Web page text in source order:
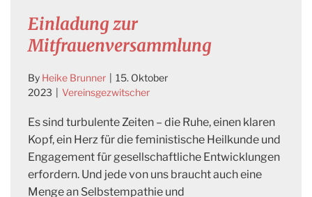
Einladung zur
Mitfrauenversammlung
By Heike Brunner
15. Oktober
2023
Vereinsgezwitscher
Es sind turbulente Zeiten – die Ruhe, einen klaren
Kopf, ein Herz für die feministische Heilkunde und
Engagement für gesellschaftliche Entwicklungen
erfordern. Und jede von uns braucht auch eine
Menge an Selbstempathie und